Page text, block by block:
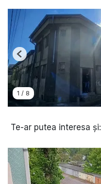
1 / 8
Previous
Te-ar putea interesa și: